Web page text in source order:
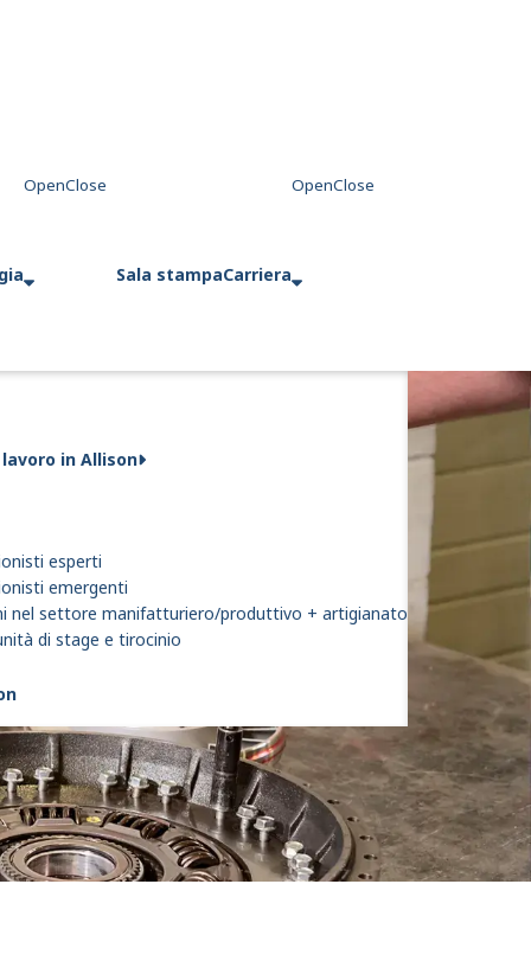
Sala stampaCarriera
in Allison
esperti
emergenti
nel settore manifatturiero/produttivo + artigianato
di stage e tirocinio